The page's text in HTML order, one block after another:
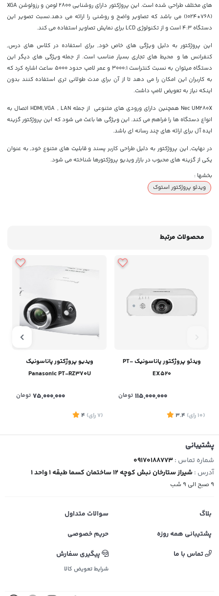
های مختلف طراحی شده است. این پروژکتور دارای روشنایی 2800 لومن و رزولوشن XGA
(1024*768) می باشد که تصاویر واضح و روشنی را ارائه می دهد.نسبت تصویر این
دستگاه 4:3 است و از تکنولوژی LCD برای نمایش تصاویر استفاده می کند.
این پروژکتور به دلیل ویژگی های خاص خود, برای استفاده در کلاس های درس,
کنفرانس ها و محیط های تجاری بسیار مناسب است. از جمله ویژگی های دیگر این
دستگاه میتوان به نسبت کنتراست 3000:1 و عمر لامپ حدود 5000 ساعت اشاره کرد که
به کاربران این امکان را می دهد تا از آن برای مدت طولانی تری استفاده کنند بدون
اینکه نیاز به تعویض لامپ داشت.
Nec UM280X همچنین دارای ورودی های متنوعی از جمله HDMI,VGA , LAN اتصال به
انواع دستگاه ها را فراهم می کند. این ویژگی ها باعث می شود که این پروژکتور گزینه
ایده آل برای ارائه های چند رسانه ای باشد.
در نهایت, این پروژکتور به دلیل طراحی کاربر پسند و قابلیت های متنوع خود, به عنوان
یکی از گزینه های محبوب در بازار ویدیو پروژکتورها شناخته می شود.
بخشها :
ویدئو پروژکتور استوک
محصولات مرتبط
ویدئو پروژکتور پاناسونیک PT-
EX520
115,000,000 تومان
(10 رای)
3.4
ویدیو پروژکتور پاناسونیک
Panasonic PT-RZ370U
75,000,000 تومان
(7 رای)
4
پشتیبانی
شماره تماس :09170188773
آدرس :شیراز ستارخان نبش کوچه 12 ساختمان کسما طبقه 1 واحد 1
9 صبح الی 9 شب
بلاگ
سوالات متداول
پشتیبانی همه روزه
حریم خصوصی
تماس با ما
پیگیری سفارش
شرایط تعویض کالا